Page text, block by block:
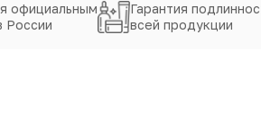
официальным
России
Гарантия
всей продукции